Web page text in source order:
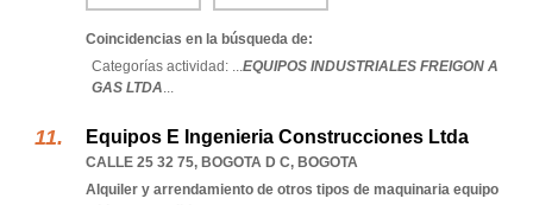
Coincidencias en la búsqueda de:
Categorías actividad: ...EQUIPOS INDUSTRIALES FREIGON A
GAS LTDA...
Equipos E Ingenieria Construcciones Ltda
CALLE 25 32 75, BOGOTA D C, BOGOTA
Alquiler y arrendamiento de otros tipos de maquinaria equipo